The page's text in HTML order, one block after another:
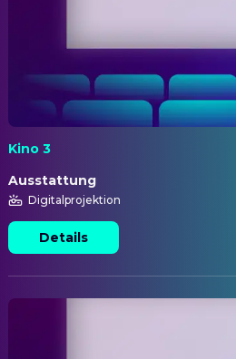
Kino 3
Ausstattung
Digitalprojektion
Details